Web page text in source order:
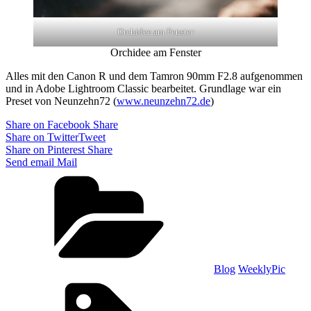
Orchidee am Fenster
Orchidee am Fenster
Alles mit den Canon R und dem Tamron 90mm F2.8 aufgenommen
und in Adobe Lightroom Classic bearbeitet. Grundlage war ein
Preset von Neunzehn72 (www.neunzehn72.de)
Share on Facebook Share
Share on TwitterTweet
Share on Pinterest Share
Send email Mail
Blog WeeklyPic